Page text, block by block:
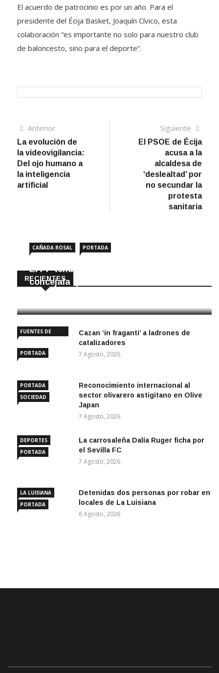
El acuerdo de patrocinio es por un año. Para el
presidente del Écija Basket, Joaquín Cívico, esta
colaboración “es importante no solo para nuestro club
de baloncesto, sino para el deporte”.
Navegación
de
entradas
AnteriorArtículo
anterior
La evolución de
la videovigilancia:
Del ojo humano a
la inteligencia
artificial
Siguiente
El PSOE de Écija
acusa a la
alcaldesa de
‘deslealtad’ por
no secundar la
protesta
sanitaria
RECIENTES
CAÑADA ROSAL PORTADA
El PP tendrá en Cañada Rosal una
concejala que no iba en la lista
FUENTES DE
PORTADA
Cazan ‘in fraganti’ a ladrones de
catalizadores
7 Agosto, 2026
PORTADA
SOCIEDAD
Reconocimiento internacional al
sector olivarero astigitano en Olive
Japan
7 Agosto, 2026
DEPORTES
PORTADA
La carrosaleña Dalía Ruger ficha por
el Sevilla FC
7 Agosto, 2026
LA LUISIANA
PORTADA
Detenidas dos personas por robar en
locales de La Luisiana
6 Agosto, 2026